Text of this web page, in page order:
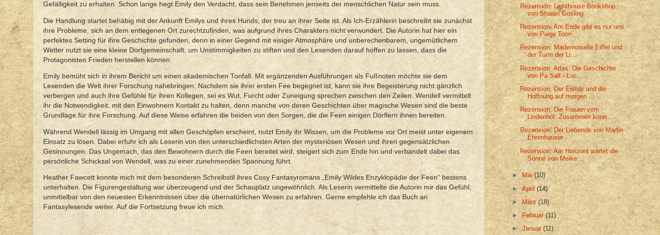
Gefälligkeit zu erhalten. Schon lange hegt Emily den Verdacht, dass sein Benehmen jenseits der menschlichen Natur sein muss.
Die Handlung startet behäbig mit der Ankunft Emilys und ihres Hunds, der treu an ihrer Seite ist. Als Ich-Erzählerin beschreibt sie zunächst
ihre Probleme, sich an dem entlegenen Ort zurechtzufinden, was aufgrund ihres Charakters nicht verwundert. Die Autorin hat hier ein
perfektes Setting für ihre Geschichte gefunden, denn in einer Gegend mit eisiger Atmosphäre und unberechenbarem, ungemütlichem
Wetter nutzt sie eine kleine Dorfgemeinschaft, um Unstimmigkeiten zu stiften und den Lesenden darauf hoffen zu lassen, dass die
Protagonisten Frieden herstellen können.
Emily bemüht sich in ihrem Bericht um einen akademischen Tonfall. Mit ergänzenden Ausführungen als Fußnoten möchte sie dem
Lesenden die Welt ihrer Forschung nahebringen. Nachdem sie ihrer ersten Fee begegnet ist, kann sie ihre Begeisterung nicht gänzlich
verbergen und auch ihre Gefühle für ihren Kollegen, sei es Wut, Furcht oder Zuneigung sprechen zwischen den Zeilen. Wendell vermittelt
ihr die Notwendigkeit, mit den Einwohnern Kontakt zu halten, denn manche von deren Geschichten über magische Wesen sind die beste
Grundlage für ihre Forschung. Auf diese Weise erfahren die beiden von den Sorgen, die die Feen einigen Dörflern ihnen bereiten.
Während Wendell lässig im Umgang mit allen Geschöpfen erscheint, nutzt Emily ihr Wissen, um die Probleme vor Ort meist unter eigenem
Einsatz zu lösen. Dabei erfuhr ich als Leserin von den unterschiedlichsten Arten der mysteriösen Wesen und ihren gegensätzlichen
Gesinnungen. Das Ungemach, das den Bewohnern durch die Feen bereitet wird, steigert sich zum Ende hin und verbandelt dabei das
persönliche Schicksal von Wendell, was zu einer zunehmenden Spannung führt.
Heather Fawcett konnte mich mit dem besonderen Schreibstil ihres Cosy Fantasyromans „Emily Wildes Enzyklopädie der Feen“ bestens
unterhalten. Die Figurengestaltung war überzeugend und der Schauplatz ungewöhnlich. Als Leserin vermittelte die Autorin mir das Gefühl,
unmittelbar von den neuesten Erkenntnissen über die übernatürlichen Wesen zu erfahren. Gerne empfehle ich das Buch an
Fantasylesende weiter. Auf die Fortsetzung freue ich mich.
Rezension: Lighthouse Bookshop
von Sharon Gosling
Rezension: Am Ende gibt es nur uns
von Paige Toon
Rezension: Mademoiselle Eiffel und
der Turm der Li...
Rezension: Atlas. Die Geschichte
von Pa Salt - Luc...
Rezension: Der Eisbär und die
Hoffnung auf morgen ...
Rezension: Die Frauen vom
Lindenhof: Zusammen könn...
Rezension: Der Liebende von Martin
Ehrenhauser
Rezension: Am Horizont wartet die
Sonne von Meike ...
►Mai(10)
►April(14)
►März(18)
►Februar(11)
►Januar(11)